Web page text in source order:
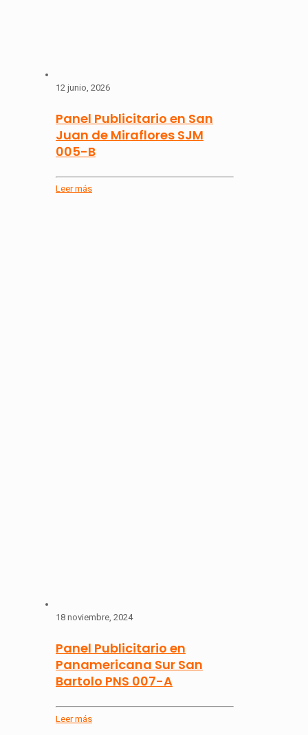
12 junio, 2026
Panel Publicitario en San
Juan de Miraflores SJM
005-B
Leer más
18 noviembre, 2024
Panel Publicitario en
Panamericana Sur San
Bartolo PNS 007-A
Leer más